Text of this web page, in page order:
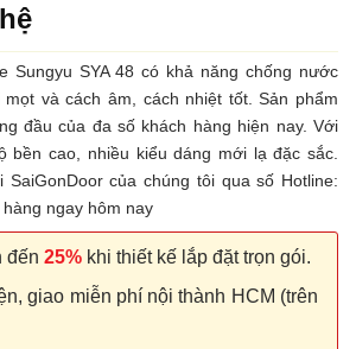
Sungyu SYA 48 có khả năng chống nước
và cách âm, cách nhiệt tốt. Sản phẩm
đầu của đa số khách hàng hiện nay. Với
bền cao, nhiều kiểu dáng mới lạ đặc sắc.
SaiGonDoor của chúng tôi qua số Hotline:
ngay hôm nay
đến 25% khi thiết kế lắp đặt trọn gói.
giao miễn phí nội thành HCM (trên